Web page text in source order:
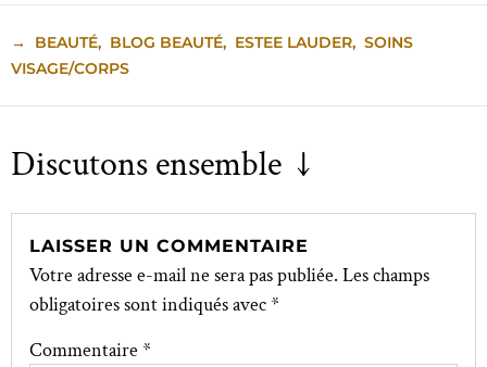
→ BEAUTÉ, BLOG BEAUTÉ, ESTEE LAUDER, SOINS
VISAGE/CORPS
Discutons ensemble ↓
LAISSER UN COMMENTAIRE
Votre adresse e-mail ne sera pas publiée. Les champs
obligatoires sont indiqués avec*
Commentaire *